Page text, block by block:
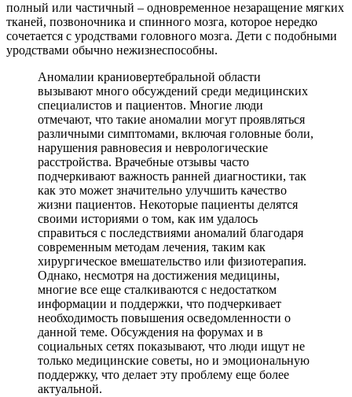
полный или частичный – одновременное незаращение мягких
тканей, позвоночника и спинного мозга, которое нередко
сочетается с уродствами головного мозга. Дети с подобными
уродствами обычно нежизнеспособны.
Аномалии краниовертебральной области
вызывают много обсуждений среди медицинских
специалистов и пациентов. Многие люди
отмечают, что такие аномалии могут проявляться
различными симптомами, включая головные боли,
нарушения равновесия и неврологические
расстройства. Врачебные отзывы часто
подчеркивают важность ранней диагностики, так
как это может значительно улучшить качество
жизни пациентов. Некоторые пациенты делятся
своими историями о том, как им удалось
справиться с последствиями аномалий благодаря
современным методам лечения, таким как
хирургическое вмешательство или физиотерапия.
Однако, несмотря на достижения медицины,
многие все еще сталкиваются с недостатком
информации и поддержки, что подчеркивает
необходимость повышения осведомленности о
данной теме. Обсуждения на форумах и в
социальных сетях показывают, что люди ищут не
только медицинские советы, но и эмоциональную
поддержку, что делает эту проблему еще более
актуальной.